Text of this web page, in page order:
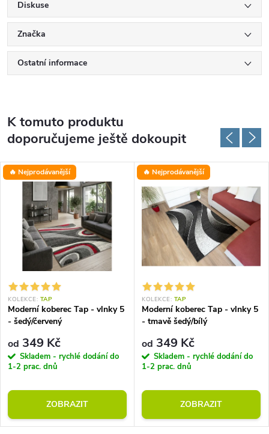
Diskuse
Značka
Ostatní informace
K tomuto produktu
doporučujeme ještě dokoupit
🔥 Nejprodávanější
KOLEKCE: TAP
Moderní koberec Tap - vlnky 5
- šedý/červený
od 349 Kč
Skladem - rychlé dodání do
1-2 prac. dnů
ZOBRAZIT
🔥 Nejprodávanější
KOLEKCE: TAP
Moderní koberec Tap - vlnky 5
- tmavě šedý/bílý
od 349 Kč
Skladem - rychlé dodání do
1-2 prac. dnů
ZOBRAZIT